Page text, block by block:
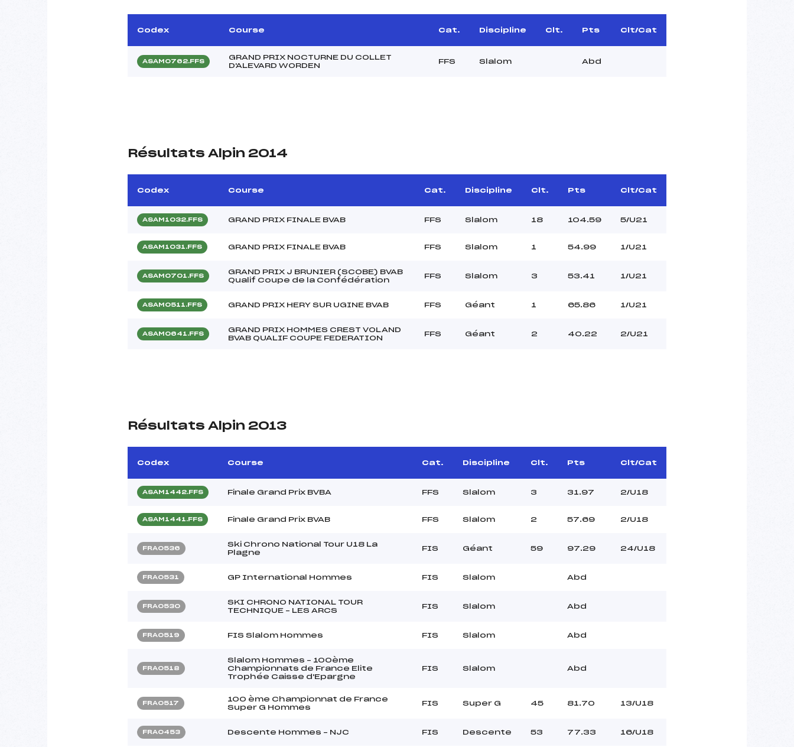
Codex Course Cat. Discipline Clt. Pts Clt/Cat
ASAM0762.FFS
GRAND PRIX NOCTURNE DU COLLET
D'ALEVARD WORDEN
FFS Slalom Abd
Résultats Alpin 2014
Codex Course Cat. Discipline Clt. Pts Clt/Cat
ASAM1032.FFS GRAND PRIX FINALE BVAB FFS Slalom 18 104.59 5/U21
ASAM1031.FFS GRAND PRIX FINALE BVAB FFS Slalom 1 54.99 1/U21
ASAM0701.FFS
GRAND PRIX J BRUNIER (SCOBE) BVAB
Qualif Coupe de la Confédération
FFS Slalom 3 53.41 1/U21
ASAM0511.FFS GRAND PRIX HERY SUR UGINE BVAB FFS Géant 1 65.86 1/U21
ASAM0641.FFS
GRAND PRIX HOMMES CREST VOLAND
BVAB QUALIF COUPE FEDERATION
FFS Géant 2 40.22 2/U21
Résultats Alpin 2013
Codex Course Cat. Discipline Clt. Pts Clt/Cat
ASAM1442.FFS Finale Grand Prix BVBA FFS Slalom 3 31.97 2/U18
ASAM1441.FFS Finale Grand Prix BVAB FFS Slalom 2 57.69 2/U18
FRA0536
Ski Chrono National Tour U18 La
Plagne
FIS Géant 59 97.29 24/U18
FRA0531 GP International Hommes FIS Slalom Abd
FRA0530
SKI CHRONO NATIONAL TOUR
TECHNIQUE – LES ARCS
FIS Slalom Abd
FRA0519 FIS Slalom Hommes FIS Slalom Abd
FRA0518
Slalom Hommes – 100ème
Championnats de France Elite
Trophée Caisse d'Epargne
FIS Slalom Abd
FRA0517
100 ème Championnat de France
Super G Hommes
FIS Super G 45 81.70 13/U18
FRA0453 Descente Hommes – NJC FIS Descente 53 77.33 16/U18